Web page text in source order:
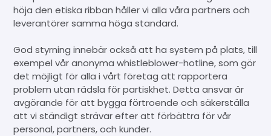
höja den etiska ribban håller vi alla våra partners och
leverantörer samma höga standard.
God styrning innebär också att ha system på plats, till
exempel vår anonyma whistleblower-hotline, som gör
det möjligt för alla i vårt företag att rapportera
problem utan rädsla för partiskhet. Detta ansvar är
avgörande för att bygga förtroende och säkerställa
att vi ständigt strävar efter att förbättra för vår
personal, partners, och kunder.